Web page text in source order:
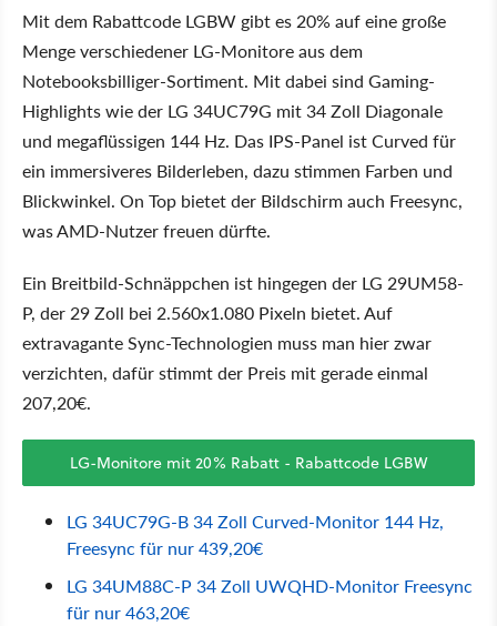
Mit dem Rabattcode LGBW gibt es 20% auf eine große
Menge verschiedener LG-Monitore aus dem
Notebooksbilliger-Sortiment. Mit dabei sind Gaming-
Highlights wie der LG 34UC79G mit 34 Zoll Diagonale
und megaflüssigen 144 Hz. Das IPS-Panel ist Curved für
ein immersiveres Bilderleben, dazu stimmen Farben und
Blickwinkel. On Top bietet der Bildschirm auch Freesync,
was AMD-Nutzer freuen dürfte.
Ein Breitbild-Schnäppchen ist hingegen der LG 29UM58-
P, der 29 Zoll bei 2.560x1.080 Pixeln bietet. Auf
extravagante Sync-Technologien muss man hier zwar
verzichten, dafür stimmt der Preis mit gerade einmal
207,20€.
LG-Monitore mit 20% Rabatt - Rabattcode LGBW
LG 34UC79G-B 34 Zoll Curved-Monitor 144 Hz,
Freesync für nur 439,20€
LG 34UM88C-P 34 Zoll UWQHD-Monitor Freesync
für nur 463,20€